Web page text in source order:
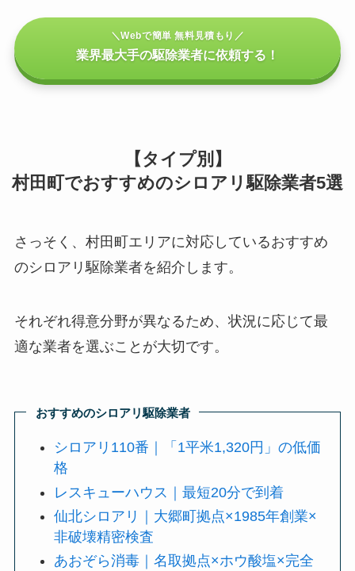
＼Webで簡単 無料見積もり／
業界最大手の駆除業者に依頼する！
【タイプ別】
村田町でおすすめのシロアリ駆除業者5選
さっそく、村田町エリアに対応しているおすすめ
のシロアリ駆除業者を紹介します。
それぞれ得意分野が異なるため、状況に応じて最
適な業者を選ぶことが大切です。
おすすめのシロアリ駆除業者
シロアリ110番｜「1平米1,320円」の低価
格
レスキューハウス｜最短20分で到着
仙北シロアリ｜大郷町拠点×1985年創業×
非破壊精密検査
あおぞら消毒｜名取拠点×ホウ酸塩×完全